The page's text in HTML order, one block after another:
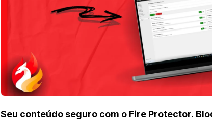
Seu conteúdo seguro com o Fire Protector.